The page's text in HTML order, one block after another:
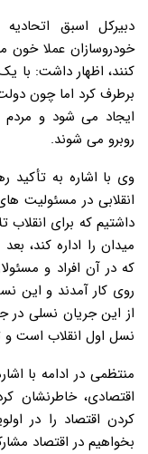
دبیرکل اسبق
خودروسازان عملا خون
کنند، اظهار داشت: با
برطرف کرد اما چون
ایجاد می شود و مردم
روبرو می شوند.
وی با اشاره به تأکید
انقلابی در مسئولیت
داشتیم که برای
میدان را اداره کند،
که در آن افراد و
روی کار آمدند و این
از این جریان نسلی در
نسل اول انقلاب است و
منتظمی در ادامه با
اقتصادی، خاطرنشان
کردن اقتصاد را در
بخواهیم در اقتصاد